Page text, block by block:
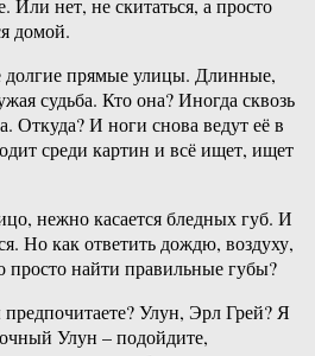
Или нет, не скитаться, а просто
домой.
долгие прямые улицы. Длинные,
судьба. Кто она? Иногда сквозь
Откуда? И ноги снова ведут её в
среди картин и всё ищет, ищет
нежно касается бледных губ. И
Но как ответить дождю, воздуху,
найти правильные губы?
Улун, Эрл Грей? Я
Улун – подойдите,